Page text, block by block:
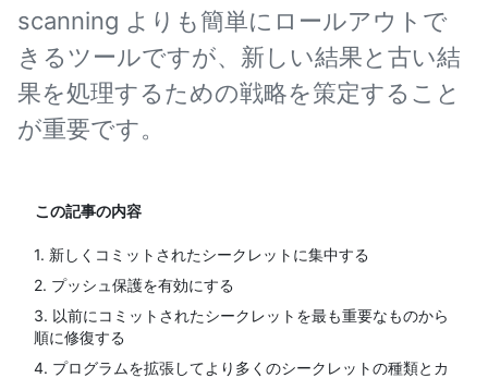
scanning よりも簡単にロールアウトで
きるツールですが、新しい結果と古い結
果を処理するための戦略を策定すること
が重要です。
この記事の内容
1. 新しくコミットされたシークレットに集中する
2. プッシュ保護を有効にする
3. 以前にコミットされたシークレットを最も重要なものから
順に修復する
4. プログラムを拡張してより多くのシークレットの種類とカ